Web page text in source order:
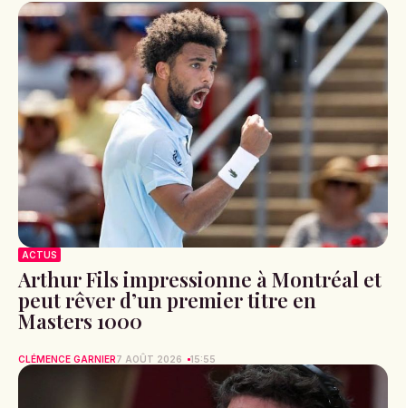
ACTUS
Arthur Fils impressionne à Montréal et
peut rêver d’un premier titre en
Masters 1000
CLÉMENCE GARNIER7 AOÛT 2026 15:55